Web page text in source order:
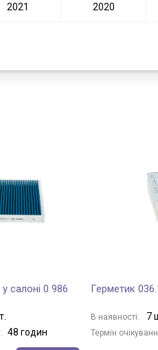
2021 2020
салоні 0 986
48 годин
Герметик
В наявності: 7
Термін